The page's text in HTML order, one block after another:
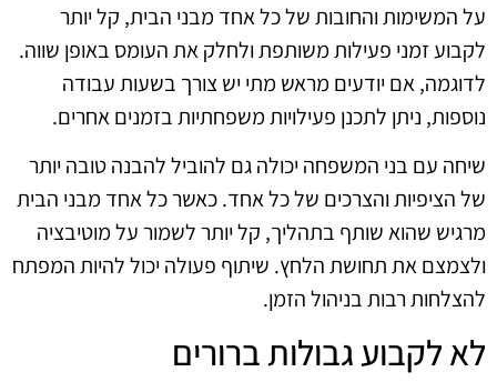
על המשימות והחובות של כל אחד מבני הבית, קל יותר
לקבוע זמני פעילות משותפת ולחלק את העומס באופן שווה.
לדוגמה, אם יודעים מראש מתי יש צורך בשעות עבודה
נוספות, ניתן לתכנן פעילויות משפחתיות בזמנים אחרים.
שיחה עם בני המשפחה יכולה גם להוביל להבנה טובה יותר
של הציפיות והצרכים של כל אחד. כאשר כל אחד מבני הבית
מרגיש שהוא שותף בתהליך, קל יותר לשמור על מוטיבציה
ולצמצם את תחושת הלחץ. שיתוף פעולה יכול להיות המפתח
להצלחות רבות בניהול הזמן.
לא לקבוע גבולות ברורים